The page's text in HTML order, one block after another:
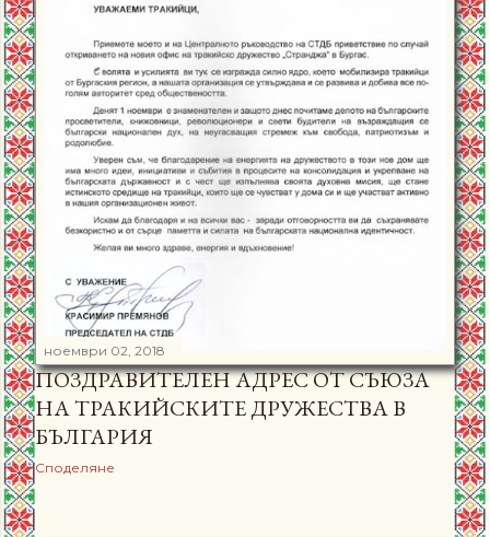
ноември 02, 2018
ПОЗДРАВИТЕЛЕН АДРЕС ОТ СЪЮЗА
НА ТРАКИЙСКИТЕ ДРУЖЕСТВА В
БЪЛГАРИЯ
Споделяне